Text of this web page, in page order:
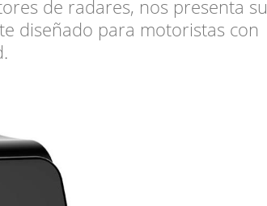
de radares, nos presenta su
diseñado para motoristas con